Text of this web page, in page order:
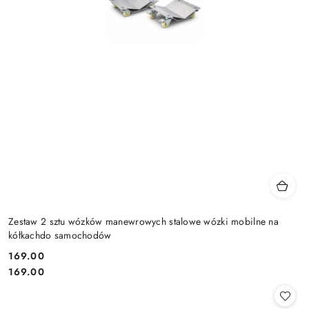
Zestaw 2 sztu wózków manewrowych stalowe wózki mobilne na
kółkachdo samochodów
Cena:
169.00
Cena:
169.00